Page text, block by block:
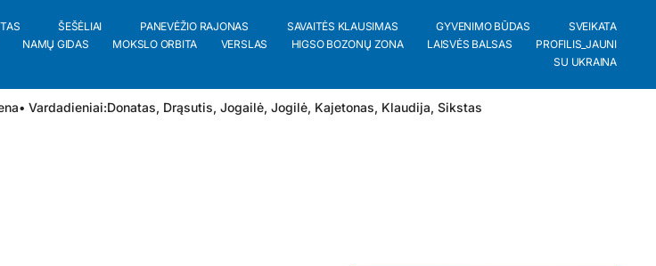
ŠEŠĖLIAI PANEVĖŽIO RAJONAS SAVAITĖS KLAUSIMAS GYVENIMO BŪDAS
SVEIKATA
NAMŲ GIDAS MOKSLO ORBITA VERSLAS HIGSO BOZONŲ ZONA LAISVĖS BALSAS
PROFILIS_JAUNI
SU UKRAINA
• Vardadieniai:Donatas, Drąsutis, Jogailė, Jogilė, Kajetonas, Klaudija, Sikstas